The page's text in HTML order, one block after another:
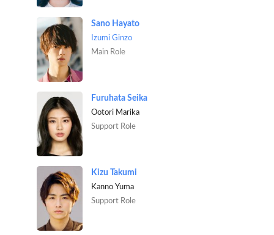
Sano Hayato
Izumi Ginzo
Main Role
Furuhata Seika
Ootori Marika
Support Role
Kizu Takumi
Kanno Yuma
Support Role